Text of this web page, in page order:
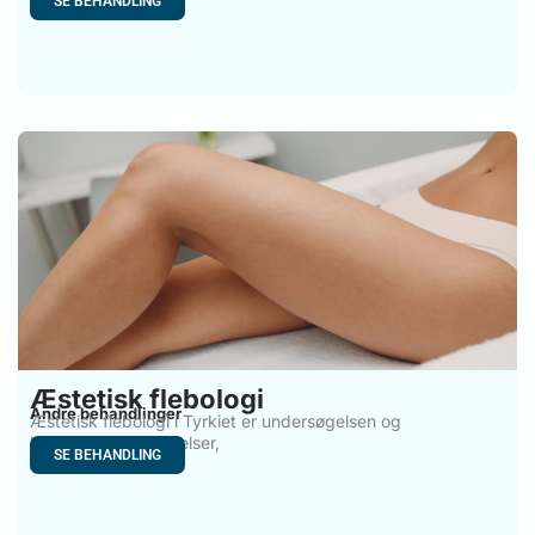
Æstetisk flebologi
Andre behandlinger
Æstetisk flebologi i Tyrkiet er undersøgelsen og
behandlingen af lidelser,
SE BEHANDLING